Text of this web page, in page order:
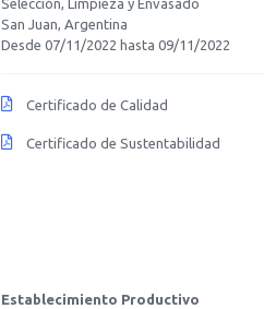
Selección, Limpieza y Envasado
San Juan, Argentina
Desde 07/11/2022 hasta 09/11/2022
Certificado de Calidad
Certificado de Sustentabilidad
Establecimiento Productivo